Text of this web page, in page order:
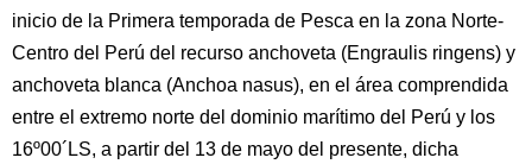
inicio de la Primera temporada de Pesca en la zona Norte-
Centro del Perú del recurso anchoveta (Engraulis ringens) y
anchoveta blanca (Anchoa nasus), en el área comprendida
entre el extremo norte del dominio marítimo del Perú y los
16º00´LS, a partir del 13 de mayo del presente, dicha